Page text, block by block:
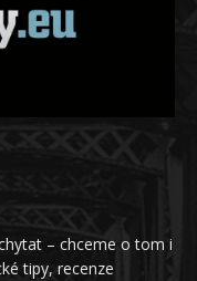
– chceme o tom i
tipy, recenze